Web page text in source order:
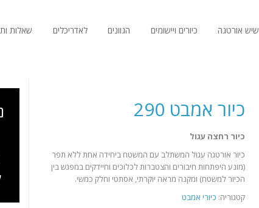
שיש אורטגה כיורים ויישומים הגוונים לאדריכלים שאלות
כיור אמבט 290
כיור רחצה עגול
כיור אורטגה עגול המשתלב עם המשטח ביחידה אחת ללא תפר
(מונע היפתחות חיבורים והצטברות לכלוכים וחיידקים במפגש בין
הכיור למשטח) ומקנה מראה יוקרתי, אסתטי וחלק כמשי.
קטגוריה: כיורי אמבט